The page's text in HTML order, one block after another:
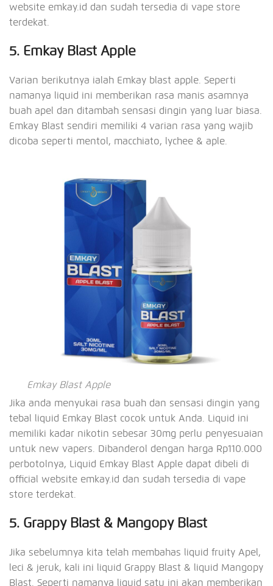
website emkay.id dan sudah tersedia di vape store
terdekat.
5. Emkay Blast Apple
Varian berikutnya ialah Emkay blast apple. Seperti
namanya liquid ini memberikan rasa manis asamnya
buah apel dan ditambah sensasi dingin yang luar biasa.
Emkay Blast sendiri memiliki 4 varian rasa yang wajib
dicoba seperti mentol, macchiato, lychee & aple.
Emkay Blast Apple
Jika anda menyukai rasa buah dan sensasi dingin yang
tebal liquid Emkay Blast cocok untuk Anda. Liquid ini
memiliki kadar nikotin sebesar 30mg perlu penyesuaian
untuk new vapers. Dibanderol dengan harga Rp110.000
perbotolnya, Liquid Emkay Blast Apple dapat dibeli di
official website emkay.id dan sudah tersedia di vape
store terdekat.
5. Grappy Blast & Mangopy Blast
Jika sebelumnya kita telah membahas liquid fruity Apel,
leci & jeruk, kali ini liquid Grappy Blast & liquid Mangopy
Blast. Seperti namanya liquid satu ini akan memberikan